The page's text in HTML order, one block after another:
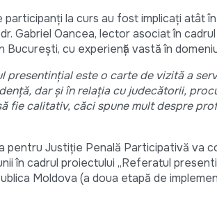
participanți la curs au fost implicați atât
Gabriel Oancea, lector asociat în
București, cu experiență vastă în
presentinţial este o carte de vizită a
dar și în relația cu judecătorii,
fie calitativ, căci spune mult despre
pentru Justiție Penală Participativă va
în cadrul proiectului „Referatul
Moldova (a doua etapă de